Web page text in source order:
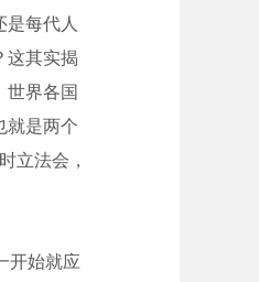
每代人
这其实揭
世界各国
就是两个
立法会，
开始就应